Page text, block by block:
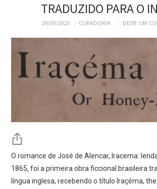
TRADUZIDO PARA O
29/09/2023 CURADORIA DEIXE UM
O romance de José de Alencar, Iracema:
1865, foi a primeira obra ficcional brasileira
língua inglesa, recebendo o título Iraçéma,